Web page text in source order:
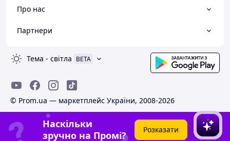
Про нас
Партнери
Тема - світла BETA
© Prom.ua — маркетплейс України, 2008-2026
Наскільки
зручно на Промі?
Розказати